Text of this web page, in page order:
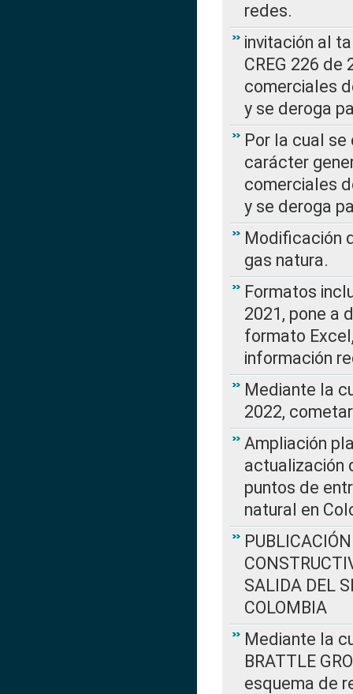
redes.
invitación al
CREG 226
comerciales
y se deroga
Por la cual
carácter
comerciales
y se deroga
Modificación
gas natura.
Formatos
2021, pone a
formato
información
Mediante la
2022,
Ampliación
actualización
puntos de
natural en
SALIDA DEL
COLOMBIA
Mediante la
BRATTLE
esquema de